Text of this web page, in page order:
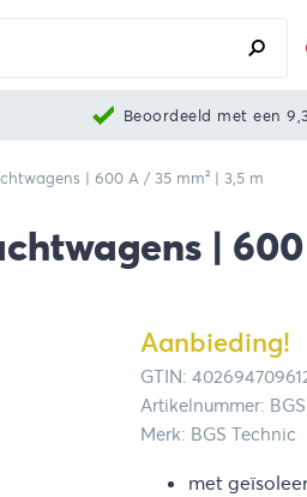
Beoordeeld met een
| 600 A / 35 mm² | 3,5 m
|
Aanbieding!
GTIN:
Artikelnummer:
Merk: BGS Technic
met